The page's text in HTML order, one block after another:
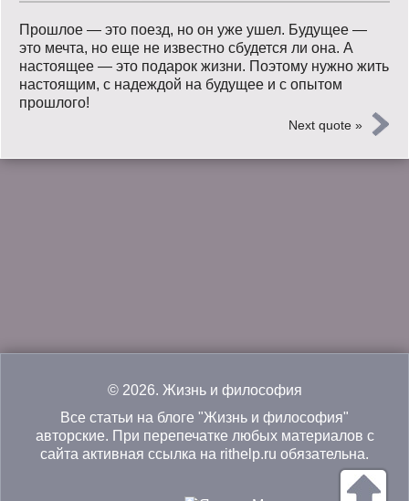
Прошлое — это поезд, но он уже ушел. Будущее —
это мечта, но еще не известно сбудется ли она. А
настоящее — это подарок жизни. Поэтому нужно жить
настоящим, с надеждой на будущее и с опытом
прошлого!
Next quote »
© 2026. Жизнь и философия
Все статьи на блоге "Жизнь и философия"
авторские. При перепечатке любых материалов с
сайта активная ссылка на rithelp.ru обязательна.